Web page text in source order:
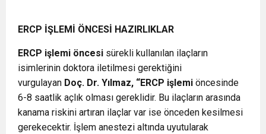
ERCP İŞLEMİ ÖNCESİ HAZIRLIKLAR
ERCP işlemi öncesi sürekli kullanılan ilaçların
isimlerinin doktora iletilmesi gerektiğini
vurgulayan Doç. Dr. Yılmaz, “ERCP işlemi öncesinde
6-8 saatlik açlık olması gereklidir. Bu ilaçların arasında
kanama riskini artıran ilaçlar var ise önceden kesilmesi
gerekecektir. İşlem anestezi altında uyutularak